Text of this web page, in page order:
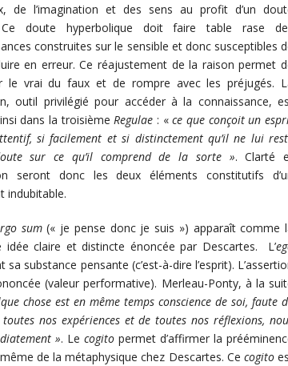
de l’imagination et des sens au profit d’un
Ce doute hyperbolique doit faire table rase
construites sur le sensible et donc susceptibles
en erreur. Ce réajustement de la raison permet
le vrai du faux et de rompre avec les préjugés.
outil privilégié pour accéder à la connaissance,
dans la troisième Regulae : «ce que conçoit un
si facilement et si distinctement qu’il ne lui
sur ce qu’il comprend de la sorte ». Clarté
seront donc les deux éléments constitutifs
indubitable.
sum(« je pense donc je suis ») apparaît comme
idée claire et distincte énoncée par Descartes. L’
substance pensante (c’est-à-dire l’esprit).
(valeur performative). Merleau-Ponty, à la
chose est en même temps conscience de soi, faute
nos expériences et de toutes nos réflexions,
». Le cogitopermet d’affirmer la
de la métaphysique chez Descartes. Ce cogito